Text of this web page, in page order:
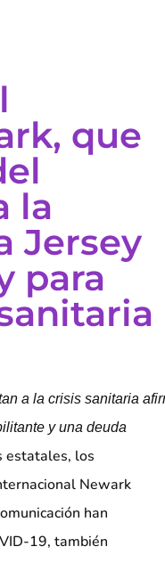
que
la
Jersey
para
a la crisis sanitaria
y una deuda
estatales, los
Newark
han
19, también